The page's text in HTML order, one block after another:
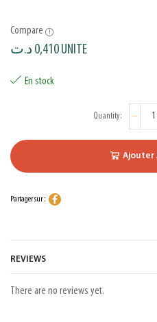
Compare
0,410د.ت UNITE
En stock
Ajouter
Partager sur :
REVIEWS
There are no reviews yet.